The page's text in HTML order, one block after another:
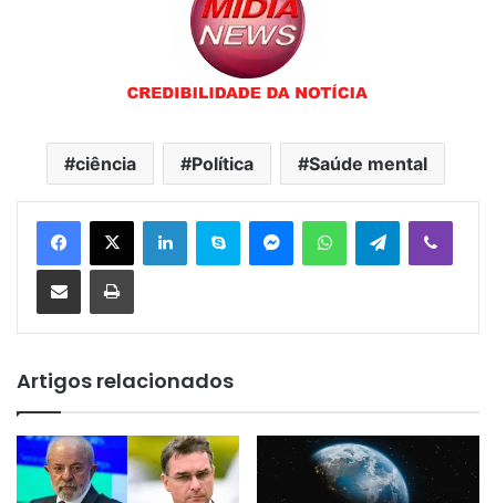
ciência Política Saúde mental
Telegram
Artigos relacionados